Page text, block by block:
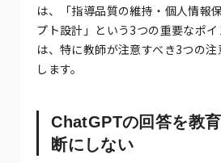
は、「指導品質の維持・個人情報
プト設計」という3つの重要なポ
は、特に教師が注意すべき3つの
します。
ChatGPTの回答を教
断にしない